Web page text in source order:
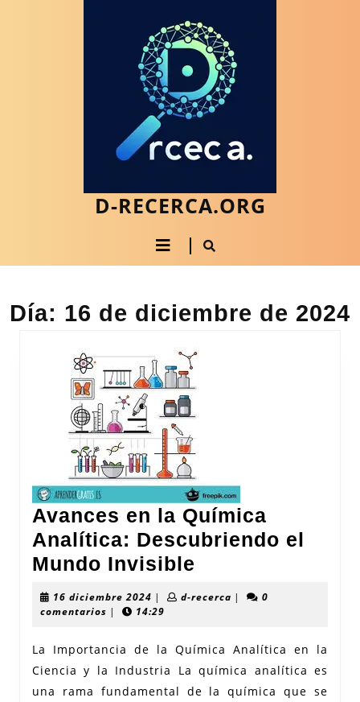
D-RECERCA.ORG
Botón
apertura
Día: 16 de diciembre de 2024
Avances en la Química
Analítica: Descubriendo el
Mundo Invisible
Analítica:
Descubriendo
16 diciembre 2024 16
diciembre
| d-recercad-|
0
comentarios | 14:29
La Importancia de la Química Analítica en la
Ciencia y la Industria La química analítica es
una rama fundamental de la química que se